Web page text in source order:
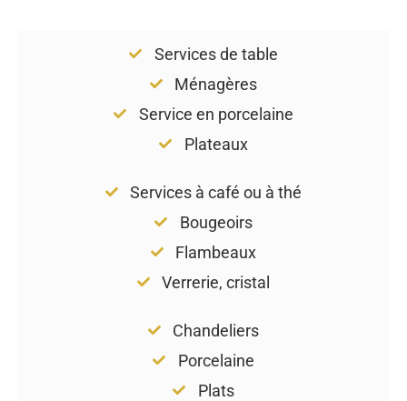
Services de table
Ménagères
Service en porcelaine
Plateaux
Services à café ou à thé
Bougeoirs
Flambeaux
Verrerie, cristal
Chandeliers
Porcelaine
Plats